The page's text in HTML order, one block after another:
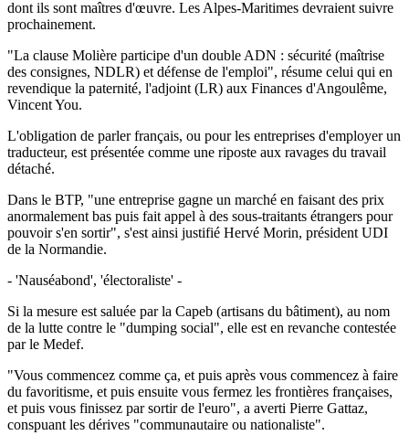
dont ils sont maîtres d'œuvre. Les Alpes-Maritimes devraient suivre
prochainement.
"La clause Molière participe d'un double ADN : sécurité (maîtrise
des consignes, NDLR) et défense de l'emploi", résume celui qui en
revendique la paternité, l'adjoint (LR) aux Finances d'Angoulême,
Vincent You.
L'obligation de parler français, ou pour les entreprises d'employer un
traducteur, est présentée comme une riposte aux ravages du travail
détaché.
Dans le BTP, "une entreprise gagne un marché en faisant des prix
anormalement bas puis fait appel à des sous-traitants étrangers pour
pouvoir s'en sortir", s'est ainsi justifié Hervé Morin, président UDI
de la Normandie.
- 'Nauséabond', 'électoraliste' -
Si la mesure est saluée par la Capeb (artisans du bâtiment), au nom
de la lutte contre le "dumping social", elle est en revanche contestée
par le Medef.
"Vous commencez comme ça, et puis après vous commencez à faire
du favoritisme, et puis ensuite vous fermez les frontières françaises,
et puis vous finissez par sortir de l'euro", a averti Pierre Gattaz,
conspuant les dérives "communautaire ou nationaliste".